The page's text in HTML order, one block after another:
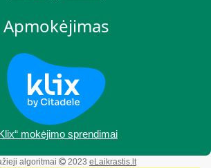
Apmokėjimas
mokėjimo sprendimai
algoritmai 2023 eLaikrastis.lt